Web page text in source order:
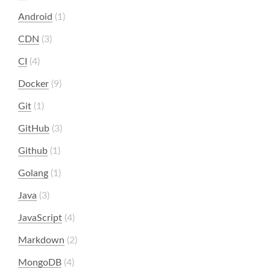
Android 1
CDN 3
CI 4
Docker 9
Git 1
GitHub 3
Github 1
Golang 1
Java 3
JavaScript 4
Markdown 2
MongoDB 4